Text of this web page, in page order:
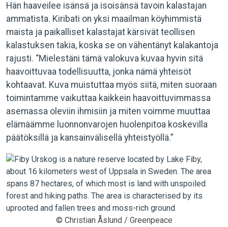
Hän haaveilee isänsä ja isoisänsä tavoin kalastajan
ammatista. Kiribati on yksi maailman köyhimmistä
maista ja paikalliset kalastajat kärsivät teollisen
kalastuksen takia, koska se on vähentänyt kalakantoja
rajusti. “Mielestäni tämä valokuva kuvaa hyvin sitä
haavoittuvaa todellisuutta, jonka nämä yhteisöt
kohtaavat. Kuva muistuttaa myös siitä, miten suoraan
toimintamme vaikuttaa kaikkein haavoittuvimmassa
asemassa oleviin ihmisiin ja miten voimme muuttaa
elämäämme luonnonvarojen huolenpitoa koskevilla
päätöksillä ja kansainvälisellä yhteistyöllä.”
© Christian Åslund / Greenpeace